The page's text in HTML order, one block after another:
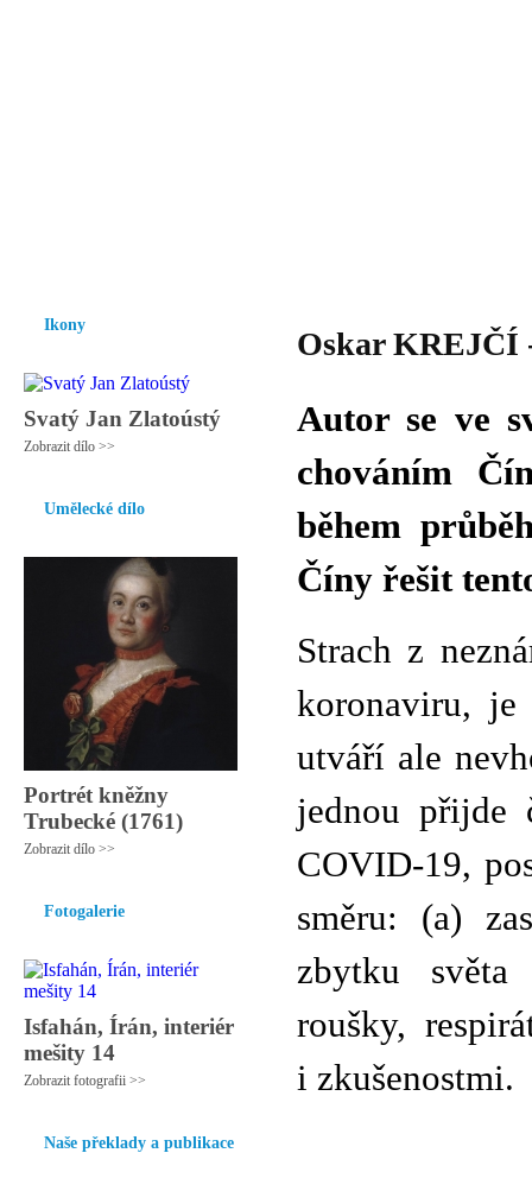
Ikony
Svatý Jan Zlatoústý
Zobrazit dílo >>
Umělecké dílo
Portrét kněžny
Trubecké (1761)
Zobrazit dílo >>
Fotogalerie
Isfahán, Írán, interiér
mešity 14
Zobrazit fotografii >>
Naše překlady a publikace
Oskar KREJČÍ
Autor se ve
chováním
během
Číny řešit
Strach z
koronaviru,
utváří ale
jednou přijde
COVID-19,
směru: (a)
zbytku světa
roušky,
i zkušenostmi.